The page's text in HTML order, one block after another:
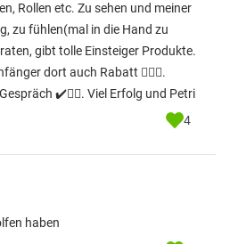
Rollen etc. Zu sehen und meiner
zu fühlen(mal in die Hand zu
gibt tolle Einsteiger Produkte.
dort auch Rabatt 👌🏻😁.
✔️👌🏻. Viel Erfolg und Petri
4
haben